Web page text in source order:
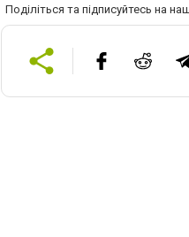
Поділіться та підписуйтесь на